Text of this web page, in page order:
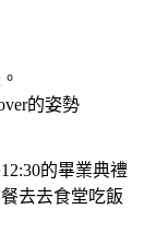
的姿勢
的畢業典禮
去去食堂吃飯